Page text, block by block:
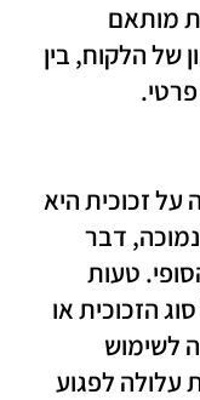
מותאם
של הלקוח, בין
זכוכית היא
דבר
טעות
הזכוכית או
לשימוש
עלולה לפגוע